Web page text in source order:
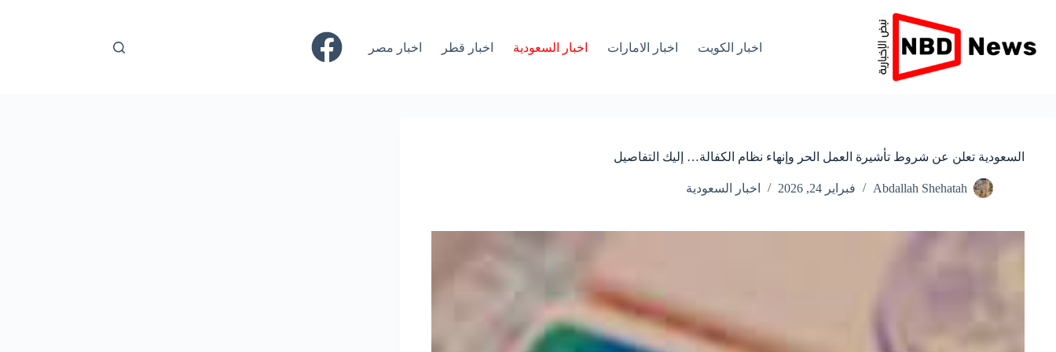
اخبار الكويت اخبار الامارات اخبار السعودية اخبار قطر اخبار مصر
السعودية تعلن عن شروط تأشيرة العمل الحر وإنهاء نظام الكفالة… إليك التفاصيل
Abdallah Shehatah فبراير 24, 2026 اخبار السعودية